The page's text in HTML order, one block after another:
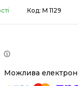
Код: M 1129